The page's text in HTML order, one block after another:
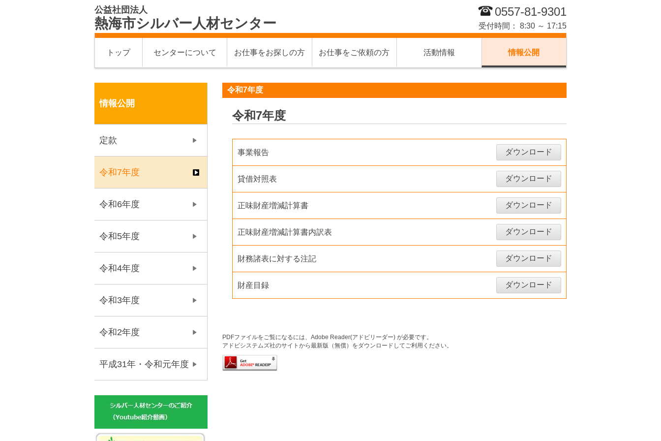
公益社団法人
熱海市シルバー人材センター
0557-81-9301
受付時間： 8:30 ～ 17:15
トップ センターについて お仕事をお探しの方 お仕事をご依頼の方 活動情報 情報公開
令和7年度
令和7年度
事業報告 ダウンロード
貸借対照表 ダウンロード
正味財産増減計算書 ダウンロード
正味財産増減計算書内訳表 ダウンロード
財務諸表に対する注記 ダウンロード
財産目録 ダウンロード
PDFファイルをご覧になるには、Adobe Reader(アドビリーダー) が必要です。
アドビシステムズ社のサイトから最新版（無償）をダウンロードしてご利用ください。
情報公開
定款
令和7年度
令和6年度
令和5年度
令和4年度
令和3年度
令和2年度
平成31年・令和元年度